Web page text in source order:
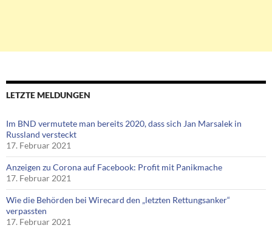
LETZTE MELDUNGEN
Im BND vermutete man bereits 2020, dass sich Jan Marsalek in
Russland versteckt
17. Februar 2021
Anzeigen zu Corona auf Facebook: Profit mit Panikmache
17. Februar 2021
Wie die Behörden bei Wirecard den „letzten Rettungsanker“
verpassten
17. Februar 2021